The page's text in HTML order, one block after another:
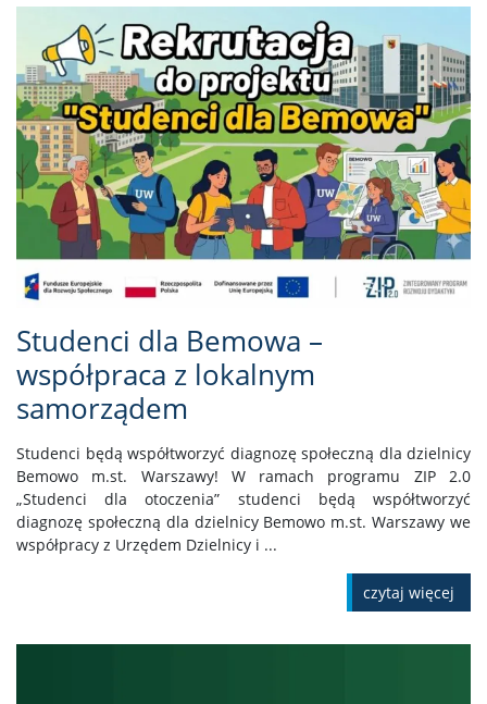
Studenci dla Bemowa –
współpraca z lokalnym
samorządem
Studenci będą współtworzyć diagnozę społeczną dla dzielnicy
Bemowo m.st. Warszawy! W ramach programu ZIP 2.0
„Studenci dla otoczenia” studenci będą współtworzyć
diagnozę społeczną dla dzielnicy Bemowo m.st. Warszawy we
współpracy z Urzędem Dzielnicy i ...
czytaj więcej